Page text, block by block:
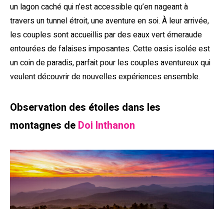
un lagon caché qui n’est accessible qu’en nageant à
travers un tunnel étroit, une aventure en soi. À leur arrivée,
les couples sont accueillis par des eaux vert émeraude
entourées de falaises imposantes. Cette oasis isolée est
un coin de paradis, parfait pour les couples aventureux qui
veulent découvrir de nouvelles expériences ensemble.
Observation des étoiles dans les
montagnes de Doi Inthanon